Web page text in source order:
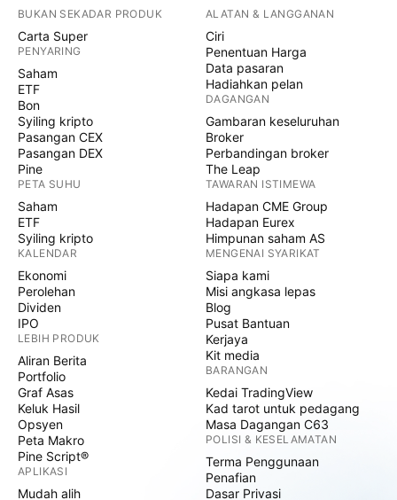
BUKAN SEKADAR PRODUK
Carta Super
PENYARING
Saham
ETF
Bon
Syiling kripto
Pasangan CEX
Pasangan DEX
Pine
PETA SUHU
Saham
ETF
Syiling kripto
KALENDAR
Ekonomi
Perolehan
Dividen
IPO
LEBIH PRODUK
Aliran Berita
Portfolio
Graf Asas
Keluk Hasil
Opsyen
Peta Makro
Pine Script®
APLIKASI
Mudah alih
ALATAN & LANGGANAN
Ciri
Penentuan Harga
Data pasaran
Hadiahkan pelan
DAGANGAN
Gambaran keseluruhan
Broker
Perbandingan broker
The Leap
TAWARAN ISTIMEWA
Hadapan CME Group
Hadapan Eurex
Himpunan saham AS
MENGENAI SYARIKAT
Siapa kami
Misi angkasa lepas
Blog
Pusat Bantuan
Kerjaya
Kit media
BARANGAN
Kedai TradingView
Kad tarot untuk pedagang
Masa Dagangan C63
POLISI & KESELAMATAN
Terma Penggunaan
Penafian
Dasar Privasi